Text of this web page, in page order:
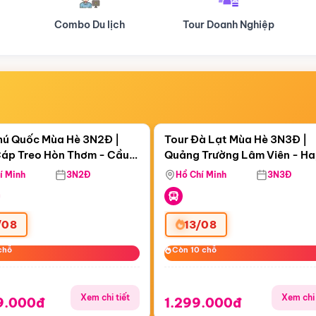
Tour Doanh Nghiệp Du lịch Hành Hương
02:36:41
Treo Hòn Thơm
Quốc Mùa Hè 3N2Đ |
Treo Hòn Thơm - Cầu
Viên Nước Aquatopia
Minh 3N2Đ
Xem chi tiết
Còn06 ngày 02:36:41
Tour Đà Lạt Mùa Hè 3N3Đ |
Quảng Trường Lâm Viên -
Hill - Puppy Farm
Hồ Chí Minh 3N3Đ
13/08
Còn 10 chỗ
Còn 10 chỗ
1.299.000đ Xem